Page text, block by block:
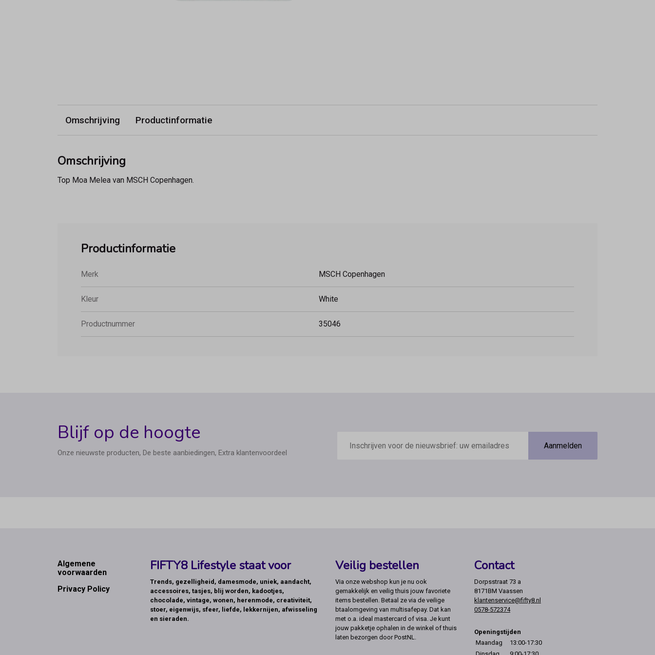
Omschrijving Productinformatie
Omschrijving
Top Moa Melea van MSCH Copenhagen.
Productinformatie
Merk MSCH Copenhagen
Kleur White
Productnummer 35046
Blijf op de hoogte
Onze nieuwste producten, De beste aanbiedingen, Extra klantenvoordeel
mailadres
Aanmelden
Footer
Algemene
voorwaarden
Privacy Policy
FIFTY8 Lifestyle staat voor
Trends, gezelligheid, damesmode, uniek, aandacht,
accessoires, tasjes, blij worden, kadootjes,
chocolade, vintage, wonen, herenmode, creativiteit,
stoer, eigenwijs, sfeer, liefde, lekkernijen, afwisseling
en sieraden.
Veilig bestellen
Via onze webshop kun je nu ook
gemakkelijk en veilig thuis jouw favoriete
items bestellen. Betaal ze via de veilige
btaalomgeving van multisafepay. Dat kan
met o.a. ideal mastercard of visa. Je kunt
jouw pakketje ophalen in de winkel of thuis
laten bezorgen door PostNL.
Contact
Dorpsstraat 73 a
8171BM Vaassen
klantenservice@fifty8.nl
0578-572374
Openingstijden
Maandag
13:00-17:30